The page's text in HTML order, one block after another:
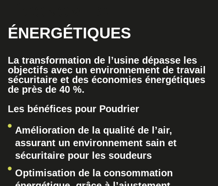
ÉNERGÉTIQUES
La transformation de l’usine dépasse les
objectifs avec un environnement de travail
sécuritaire et des économies énergétiques
de près de 40 %.
Les bénéfices pour Poudrier
Amélioration de la qualité de l’air,
assurant un environnement sain et
sécuritaire pour les soudeurs
Optimisation de la consommation